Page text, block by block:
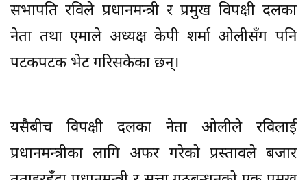
सभापति रविले प्रधानमन्त्री र प्रमुख विपक्षी दलका
नेता तथा एमाले अध्यक्ष केपी शर्मा ओलीसँग पनि
पटकपटक भेट गरिसकेका छन्।
यसैबीच विपक्षी दलका नेता ओलीले रविलाई
प्रधानमन्त्रीका लागि अफर गरेको प्रस्तावले बजार